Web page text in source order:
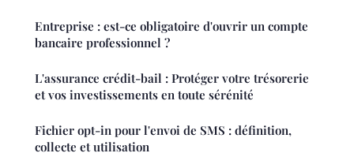
Entreprise : est-ce obligatoire d'ouvrir un compte
bancaire professionnel ?
L'assurance crédit-bail : Protéger votre trésorerie
et vos investissements en toute sérénité
Fichier opt-in pour l'envoi de SMS : définition,
collecte et utilisation